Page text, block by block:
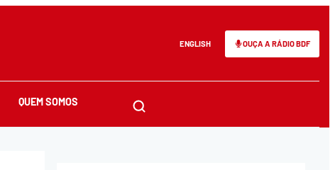
ENGLISH OUÇA A RÁDIO BDF
QUEM SOMOS